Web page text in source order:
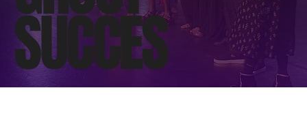
SUCCES